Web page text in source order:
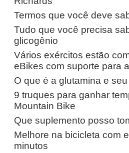
Termos que você deve
Tudo que você precisa
glicogênio
Vários exércitos estão
eBikes com suporte para
O que é a glutamina e
9 truques para ganhar
Mountain Bike
Que suplemento posso
Melhore na bicicleta com
minutos